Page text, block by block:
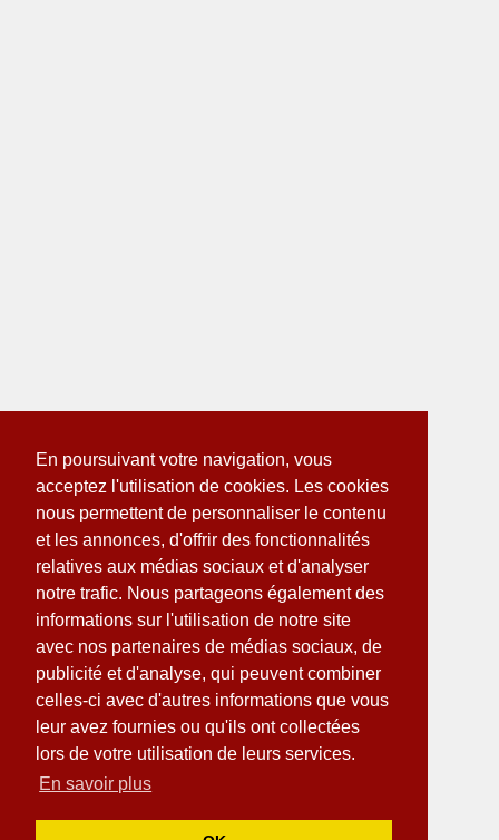
En poursuivant votre navigation, vous
acceptez l'utilisation de cookies. Les cookies
nous permettent de personnaliser le contenu
et les annonces, d'offrir des fonctionnalités
relatives aux médias sociaux et d'analyser
notre trafic. Nous partageons également des
informations sur l'utilisation de notre site
avec nos partenaires de médias sociaux, de
publicité et d'analyse, qui peuvent combiner
celles-ci avec d'autres informations que vous
leur avez fournies ou qu'ils ont collectées
lors de votre utilisation de leurs services.
En savoir plus